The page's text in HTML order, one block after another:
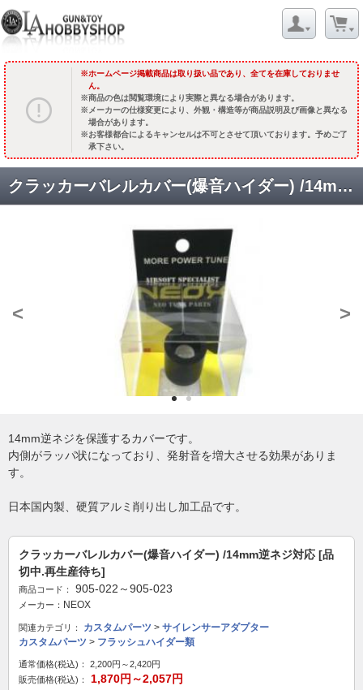
ホームページ掲載商品は取り扱い品であり、全てを在庫しておりませ
ん。
商品の色は閲覧環境により実際と異なる場合があります。
メーカーの仕様変更により、外観・構造等が商品説明及び画像と異なる
場合があります。
お客様都合によるキャンセルは不可とさせて頂いております。予めご了
承下さい。
クラッカーバレルカバー(爆音ハイダー) /14mm逆ネジ対応 [品切中.再生産待ち]
< >
14mm逆ネジを保護するカバーです。
内側がラッパ状になっており、発射音を増大させる効果がありま
す。
日本国内製、硬質アルミ削り出し加工品です。
クラッカーバレルカバー(爆音ハイダー) /14mm逆ネジ対応 [品
切中.再生産待ち]
商品コード： 905-022～905-023
メーカー： NEOX
関連カテゴリ： カスタムパーツ > サイレンサーアダプター
カスタムパーツ > フラッシュハイダー類
通常価格(税込)：
2,200円～2,420円
販売価格(税込)：
1,870円～2,057円